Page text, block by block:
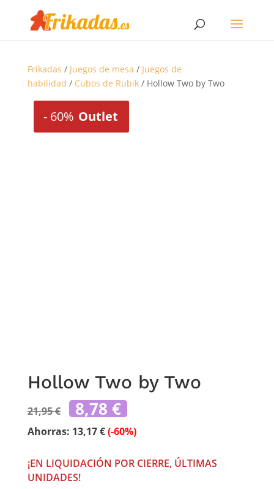
Frikadas / Juegos de mesa / Juegos de
habilidad / Cubos de Rubik/ Hollow Two by Two
-60% Outlet
Hollow Two by Two
21,95€ El
precio
original
era:
8,78 € El
precio
actual
es:
Ahorras: 13,17€(-60%)
¡EN LIQUIDACIÓN POR CIERRE, ÚLTIMAS
UNIDADES!